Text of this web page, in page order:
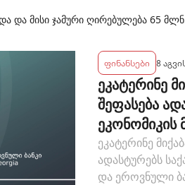
და მისი ჯამური ღირებულება 65
ფინანსები 8
ეკატერინე
შეფასება
ბანკის
ეკატერინე
ადასტურებს
და ეროვნული